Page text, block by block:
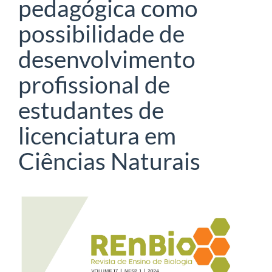
pedagógica como
possibilidade de
desenvolvimento
profissional de
estudantes de
licenciatura em
Ciências Naturais
Barra
lateral
artigos